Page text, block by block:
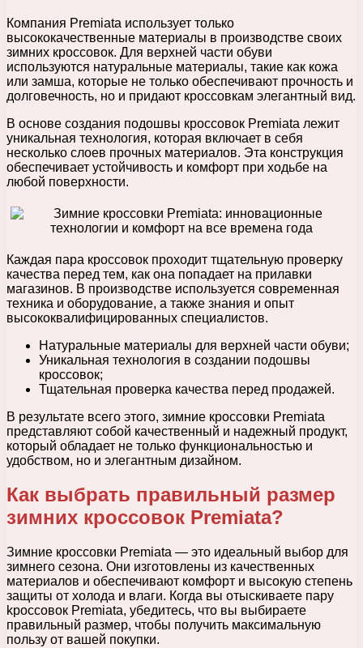
Компания Premiata использует только
высококачественные материалы в производстве своих
зимних кроссовок. Для верхней части обуви
используются натуральные материалы, такие как кожа
или замша, которые не только обеспечивают прочность и
долговечность, но и придают кроссовкам элегантный вид.
В основе создания подошвы кроссовок Premiata лежит
уникальная технология, которая включает в себя
несколько слоев прочных материалов. Эта конструкция
обеспечивает устойчивость и комфорт при ходьбе на
любой поверхности.
Каждая пара кроссовок проходит тщательную проверку
качества перед тем, как она попадает на прилавки
магазинов. В производстве используется современная
техника и оборудование, а также знания и опыт
высококвалифицированных специалистов.
Натуральные материалы для верхней части обуви;
Уникальная технология в создании подошвы
кроссовок;
Тщательная проверка качества перед продажей.
В результате всего этого, зимние кроссовки Premiata
представляют собой качественный и надежный продукт,
который обладает не только функциональностью и
удобством, но и элегантным дизайном.
Как выбрать правильный размер
зимних кроссовок Premiata?
Зимние кроссовки Premiata — это идеальный выбор для
зимнего сезона. Они изготовлены из качественных
материалов и обеспечивают комфорт и высокую степень
защиты от холода и влаги. Когда вы отыскиваете пару
kроссовок Premiata, убедитесь, что вы выбираете
правильный размер, чтобы получить максимальную
пользу от вашей покупки.